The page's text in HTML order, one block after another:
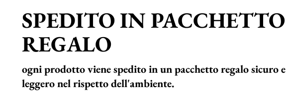
SPEDITO IN PACCHETTO
REGALO
ogni prodotto viene spedito in un pacchetto regalo sicuro e
leggero nel rispetto dell'ambiente.